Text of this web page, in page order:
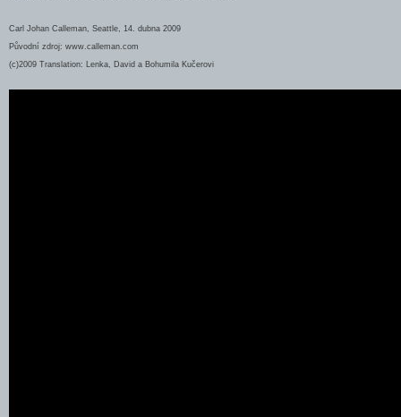
Carl Johan Calleman, Seattle, 14. dubna 2009
Původní zdroj: www.calleman.com
(c)2009 Translation: Lenka, David a Bohumila Kučerovi